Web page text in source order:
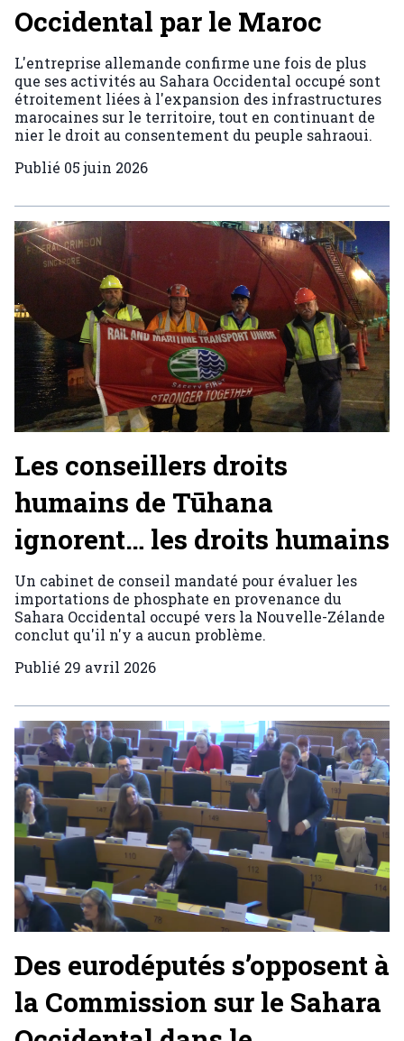
Occidental par le Maroc
L'entreprise allemande confirme une fois de plus
que ses activités au Sahara Occidental occupé sont
étroitement liées à l'expansion des infrastructures
marocaines sur le territoire, tout en continuant de
nier le droit au consentement du peuple sahraoui.
Publié 05 juin 2026
Les conseillers droits
humains de Tūhana
ignorent… les droits humains
Un cabinet de conseil mandaté pour évaluer les
importations de phosphate en provenance du
Sahara Occidental occupé vers la Nouvelle-Zélande
conclut qu'il n'y a aucun problème.
Publié 29 avril 2026
Des eurodéputés s’opposent à
la Commission sur le Sahara